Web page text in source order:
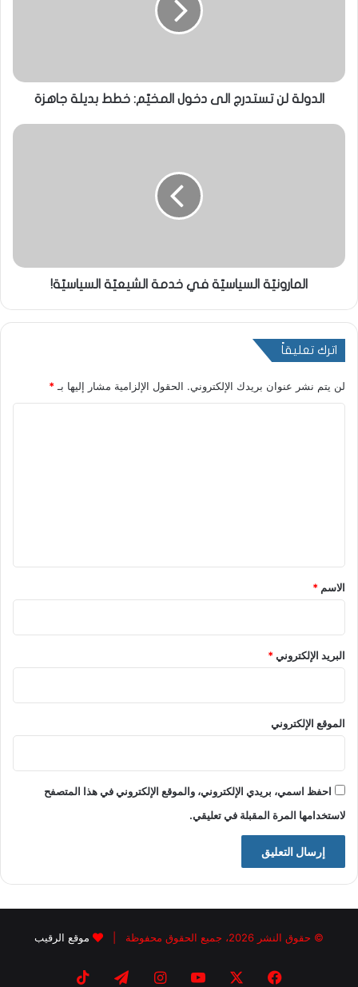
الدولة لن تستدرج الى دخول المخيّم: خطط بديلة جاهزة
المارونيّة السياسيّة في خدمة الشيعيّة السياسيّة!
اترك تعليقاً
لن يتم نشر عنوان بريدك الإلكتروني. الحقول الإلزامية مشار إليها بـ*
*
الاسم *
البريد الإلكتروني*
الموقع الإلكتروني
احفظ اسمي، بريدي الإلكتروني، والموقع الإلكتروني في هذا المتصفح
لاستخدامها المرة المقبلة في تعليقي.
© حقوق النشر 2026، جميع الحقوق محفوظة | موقع الرقيب
فيسبوك يوتيوب انستقرام تيلقرام